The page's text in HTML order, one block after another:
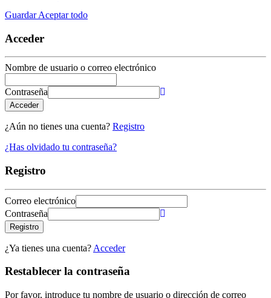
GuardarAceptar todo
Acceder
Nombre de usuario o correo electrónico
Contraseña
Acceder
¿Aún no tienes una cuenta? Registro
¿Has olvidado tu contraseña?
Registro
Correo electrónico
Contraseña
Registro
¿Ya tienes una cuenta? Acceder
Restablecer la contraseña
Por favor, introduce tu nombre de usuario o dirección de correo